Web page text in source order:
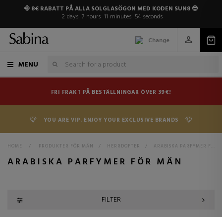
🌞 8€ RABATT PÅ ALLA SOLGLASÖGON MED KODEN SUN8 😎
2 days 7 hours 11 minutes 53 seconds
Change
MENU
FRI FRAKT PÅ BESTÄLLNINGAR ÖVER 39€!
YOU ARE VIP. ENJOY YOUR EXCLUSIVE BRANDS
HOME > PRODUKTER FÖR MÄN > HERRDOFTER > ARABISKA PARFYMER FÖR MÄN
ARABISKA PARFYMER FÖR MÄN
FILTER